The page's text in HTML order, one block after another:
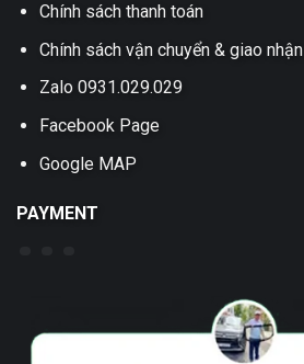
Chính sách thanh toán
Chính sách vận chuyển & giao nhận
Zalo 0931.029.029
Facebook Page
Google MAP
PAYMENT